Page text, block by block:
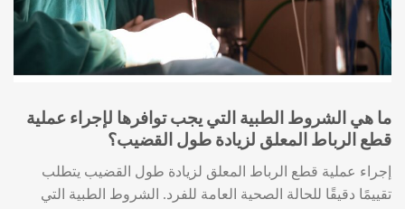
ما هي الشروط الطبية التي يجب توافرها لإجراء عملية
قطع الرباط المعلق لزيادة طول القضيب؟
إجراء عملية قطع الرباط المعلق لزيادة طول القضيب يتطلب
تقييمًا دقيقًا للحالة الصحية العامة للفرد. الشروط الطبية التي